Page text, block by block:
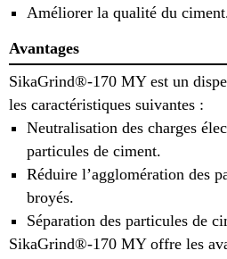
Améliorer la qualité du
Avantages
SikaGrind®-170 MY est un
les caractéristiques suivantes :
Neutralisation des charges
particules de ciment.
Réduire l’agglomération des
broyés.
Séparation des particules de
SikaGrind®-170 MY offre les